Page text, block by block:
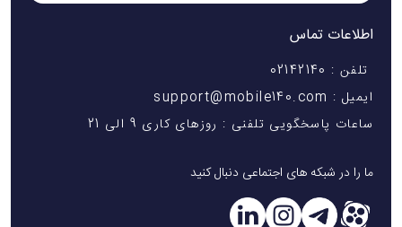
اطلاعات تماس
تلفن : 02142140
ایمیل : support@mobile140.com
ساعات پاسخگویی تلفنی : روزهای کاری 9 الی 21
ما را در شبکه های اجتماعی دنبال کنید